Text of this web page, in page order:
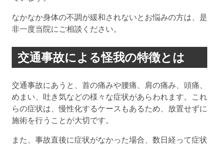
なかなか身体の不調が緩和されないとお悩みの方は、是
非一度当院にご相談ください。
交通事故による怪我の特徴とは
交通事故にあうと、首の痛みや腰痛、肩の痛み、頭痛、
めまい、吐き気などの様々な症状があらわれます。これ
らの症状は、慢性化するケースもあるため、放置せずに
施術を行うことが大切です。
また、事故直後に症状がなかった場合、数日経って症状